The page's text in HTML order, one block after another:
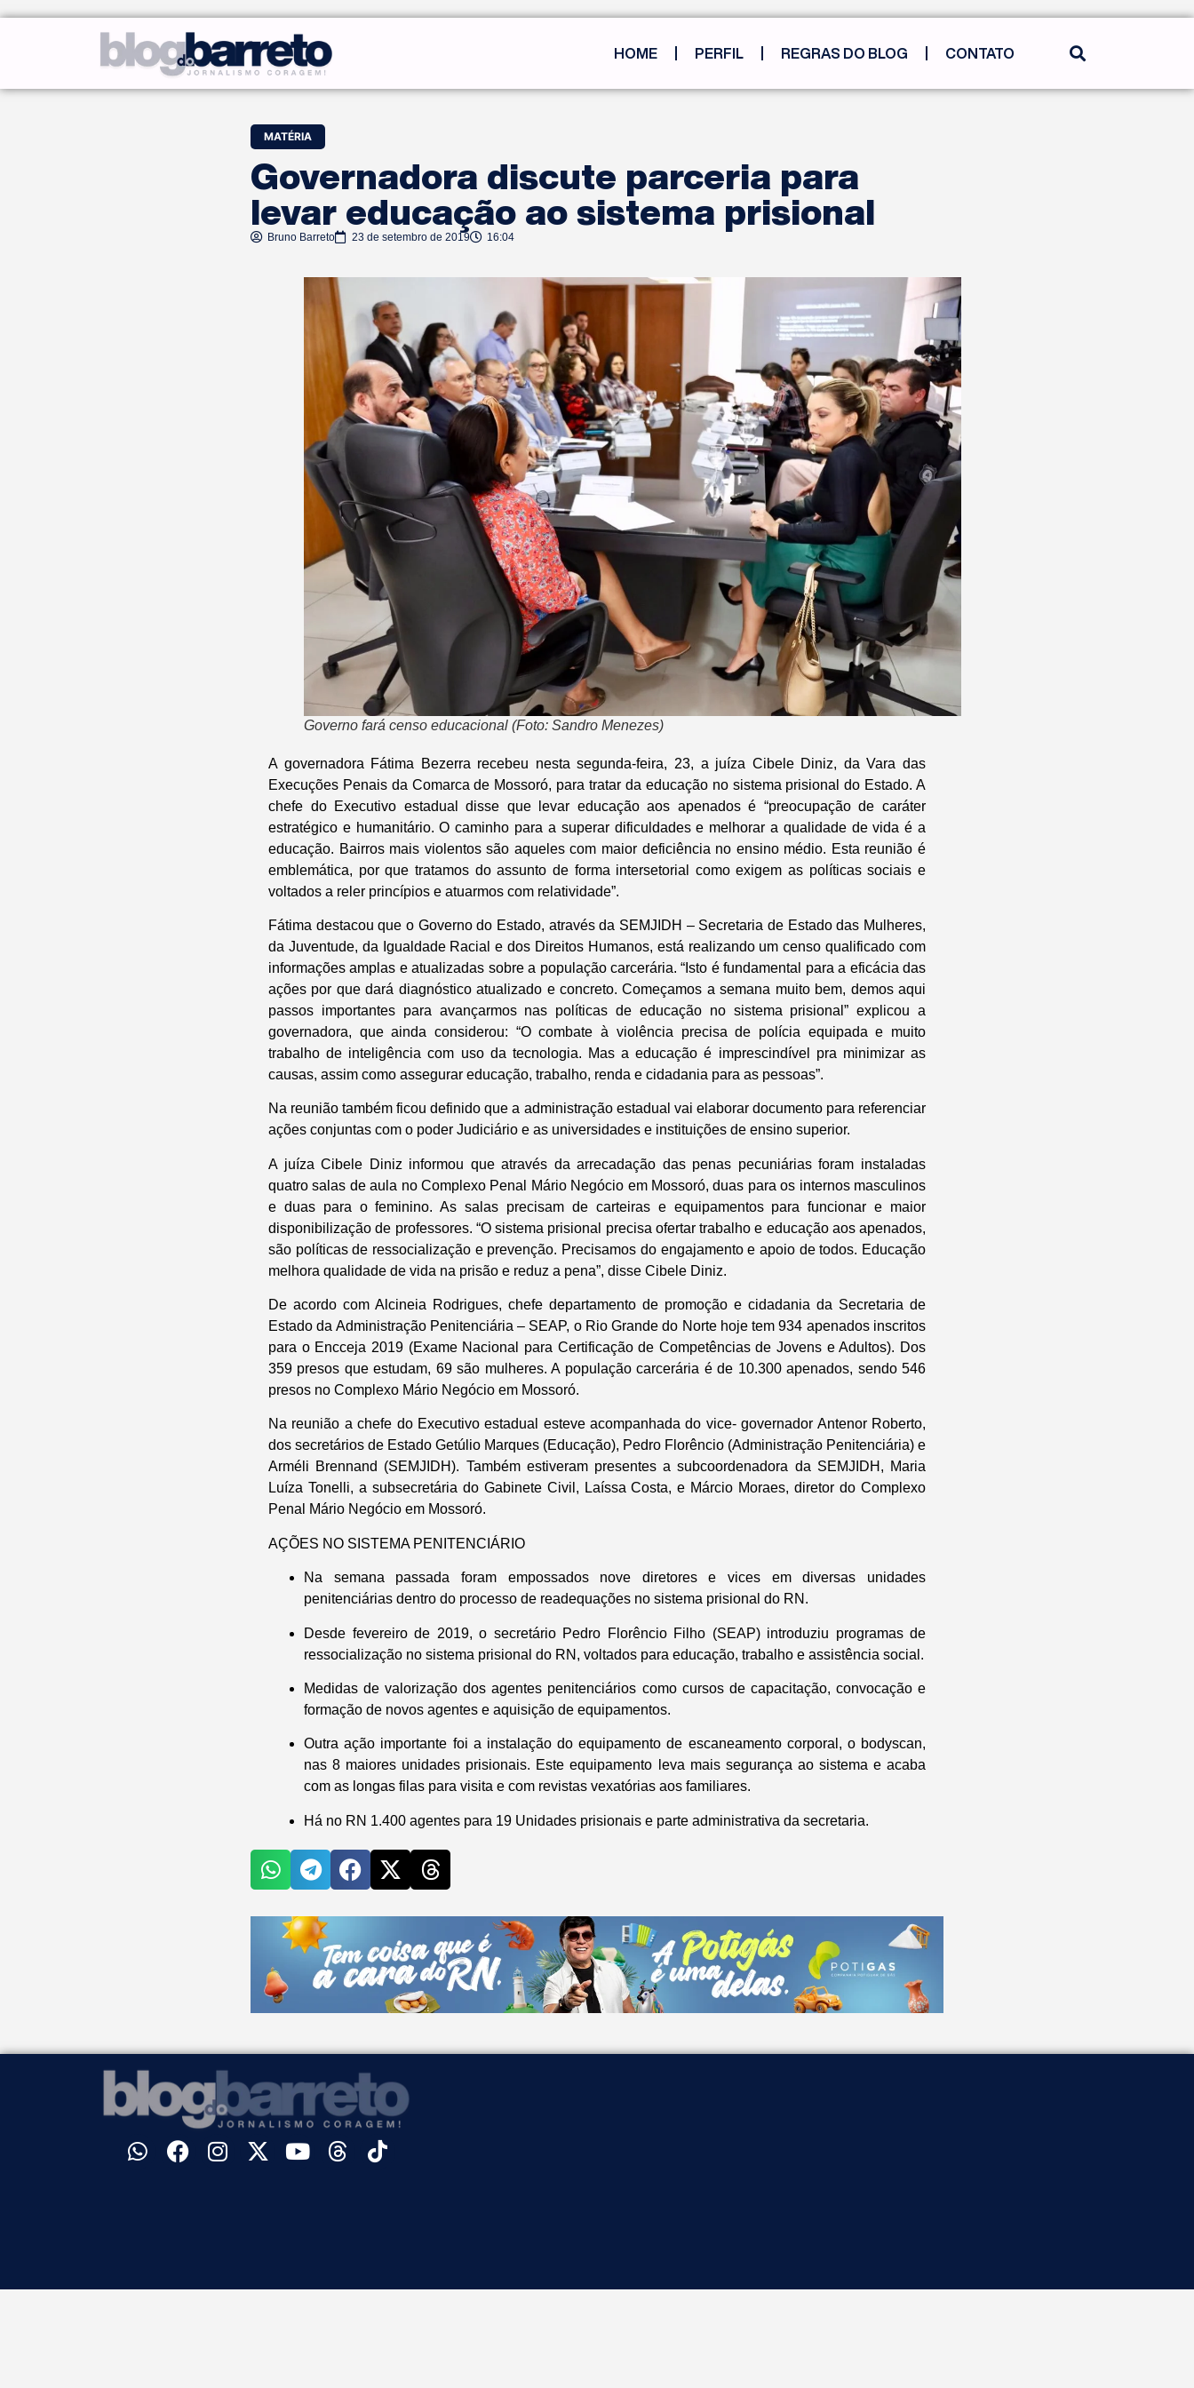
HOME PERFIL REGRAS DO BLOG CONTATO
MATÉRIA
Governadora discute parceria para
levar educação ao sistema prisional
Bruno Barreto 23 de setembro de 2019 16:04
Governo fará censo educacional (Foto: Sandro Menezes)
A governadora Fátima Bezerra recebeu nesta segunda-feira, 23, a juíza Cibele Diniz, da Vara das
Execuções Penais da Comarca de Mossoró, para tratar da educação no sistema prisional do Estado. A
chefe do Executivo estadual disse que levar educação aos apenados é “preocupação de caráter
estratégico e humanitário. O caminho para a superar dificuldades e melhorar a qualidade de vida é a
educação. Bairros mais violentos são aqueles com maior deficiência no ensino médio. Esta reunião é
emblemática, por que tratamos do assunto de forma intersetorial como exigem as políticas sociais e
voltados a reler princípios e atuarmos com relatividade”.
Fátima destacou que o Governo do Estado, através da SEMJIDH – Secretaria de Estado das Mulheres,
da Juventude, da Igualdade Racial e dos Direitos Humanos, está realizando um censo qualificado com
informações amplas e atualizadas sobre a população carcerária. “Isto é fundamental para a eficácia das
ações por que dará diagnóstico atualizado e concreto. Começamos a semana muito bem, demos aqui
passos importantes para avançarmos nas políticas de educação no sistema prisional” explicou a
governadora, que ainda considerou: “O combate à violência precisa de polícia equipada e muito
trabalho de inteligência com uso da tecnologia. Mas a educação é imprescindível pra minimizar as
causas, assim como assegurar educação, trabalho, renda e cidadania para as pessoas”.
Na reunião também ficou definido que a administração estadual vai elaborar documento para referenciar
ações conjuntas com o poder Judiciário e as universidades e instituições de ensino superior.
A juíza Cibele Diniz informou que através da arrecadação das penas pecuniárias foram instaladas
quatro salas de aula no Complexo Penal Mário Negócio em Mossoró, duas para os internos masculinos
e duas para o feminino. As salas precisam de carteiras e equipamentos para funcionar e maior
disponibilização de professores. “O sistema prisional precisa ofertar trabalho e educação aos apenados,
são políticas de ressocialização e prevenção. Precisamos do engajamento e apoio de todos. Educação
melhora qualidade de vida na prisão e reduz a pena”, disse Cibele Diniz.
De acordo com Alcineia Rodrigues, chefe departamento de promoção e cidadania da Secretaria de
Estado da Administração Penitenciária – SEAP, o Rio Grande do Norte hoje tem 934 apenados inscritos
para o Encceja 2019 (Exame Nacional para Certificação de Competências de Jovens e Adultos). Dos
359 presos que estudam, 69 são mulheres. A população carcerária é de 10.300 apenados, sendo 546
presos no Complexo Mário Negócio em Mossoró.
Na reunião a chefe do Executivo estadual esteve acompanhada do vice- governador Antenor Roberto,
dos secretários de Estado Getúlio Marques (Educação), Pedro Florêncio (Administração Penitenciária) e
Arméli Brennand (SEMJIDH). Também estiveram presentes a subcoordenadora da SEMJIDH, Maria
Luíza Tonelli, a subsecretária do Gabinete Civil, Laíssa Costa, e Márcio Moraes, diretor do Complexo
Penal Mário Negócio em Mossoró.
AÇÕES NO SISTEMA PENITENCIÁRIO
Na semana passada foram empossados nove diretores e vices em diversas unidades
penitenciárias dentro do processo de readequações no sistema prisional do RN.
Desde fevereiro de 2019, o secretário Pedro Florêncio Filho (SEAP) introduziu programas de
ressocialização no sistema prisional do RN, voltados para educação, trabalho e assistência social.
Medidas de valorização dos agentes penitenciários como cursos de capacitação, convocação e
formação de novos agentes e aquisição de equipamentos.
Outra ação importante foi a instalação do equipamento de escaneamento corporal, o bodyscan,
nas 8 maiores unidades prisionais. Este equipamento leva mais segurança ao sistema e acaba
com as longas filas para visita e com revistas vexatórias aos familiares.
Há no RN 1.400 agentes para 19 Unidades prisionais e parte administrativa da secretaria.